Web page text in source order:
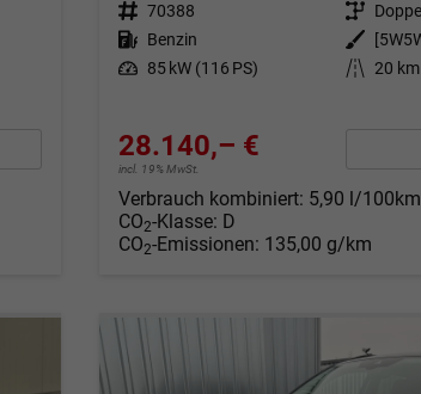
Fahrzeugnr. 70388 Getriebe
Kraftstoff Benzin Außenfarbe
Leistung 85 kW (116 PS) Kilometerstand 20 km
28.140,– €
incl. 19% MwSt.
Verbrauch kombiniert: 5,90 l/100km
CO2-Klasse: D
CO2-Emissionen: 135,00 g/km